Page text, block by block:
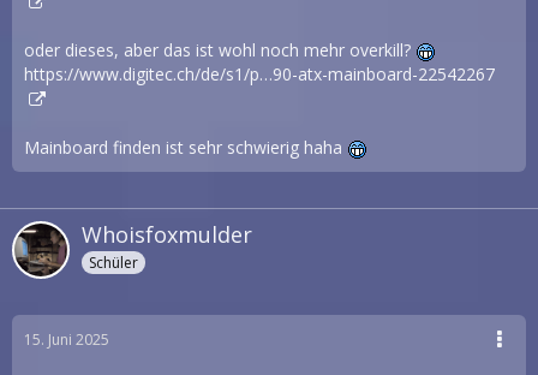
oder dieses, aber das ist wohl noch mehr overkill?
https://www.digitec.ch/de/s1/p…90-atx-mainboard-22542267
Mainboard finden ist sehr schwierig haha
Whoisfoxmulder
Schüler
15. Juni 2025